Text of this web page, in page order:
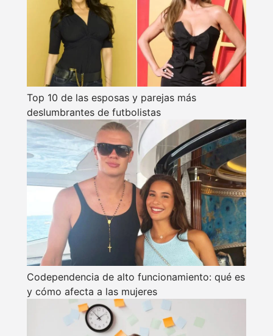
Top 10 de las esposas y parejas más
deslumbrantes de futbolistas
Codependencia de alto funcionamiento: qué es
y cómo afecta a las mujeres